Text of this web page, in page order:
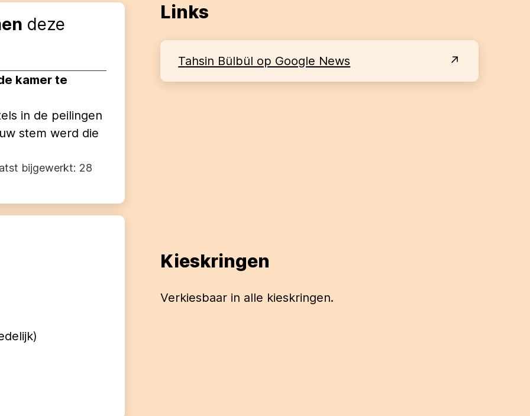
deze
kamer te
in de peilingen
stem werd die
bijgewerkt: 28
)
Links
Tahsin Bülbül op Google News
Kieskringen
Verkiesbaar in alle kieskringen.